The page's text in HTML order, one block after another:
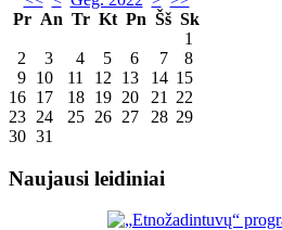
Pr An Tr Kt Pn Šš Sk
1
2
3 4 5 6 7
8
9 10 11 12 13 14 15
16 17 18 19 20 21
22
23 24 25 26 27 28 29
30 31
Naujausi leidiniai